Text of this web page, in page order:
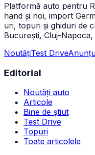
Platformă auto pentru
hand și noi, import
uri, topuri și ghiduri de
București, Cluj-
NoutățiTest Drive
Editorial
Noutăți auto
Articole
Bine de știut
Test Drive
Topuri
Toate articolele